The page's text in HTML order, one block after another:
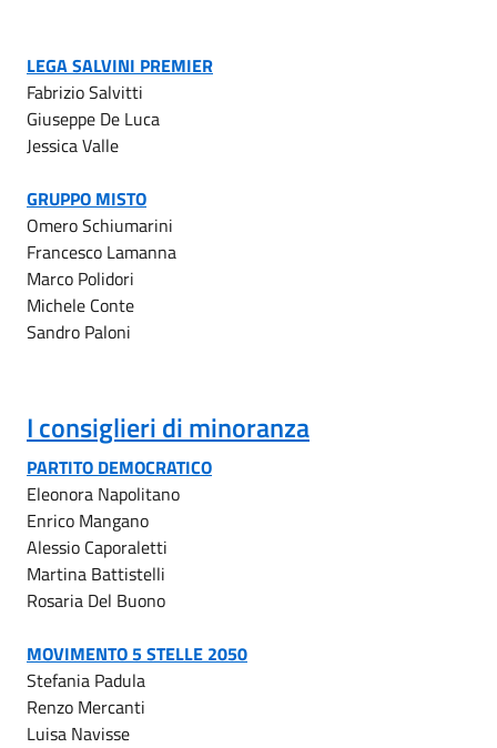
LEGA SALVINI PREMIER
Fabrizio Salvitti
Giuseppe De Luca
Jessica Valle
GRUPPO MISTO
Omero Schiumarini
Francesco Lamanna
Marco Polidori
Michele Conte
Sandro Paloni
I consiglieri di minoranza
PARTITO DEMOCRATICO
Eleonora Napolitano
Enrico Mangano
Alessio Caporaletti
Martina Battistelli
Rosaria Del Buono
MOVIMENTO 5 STELLE 2050
Stefania Padula
Renzo Mercanti
Luisa Navisse